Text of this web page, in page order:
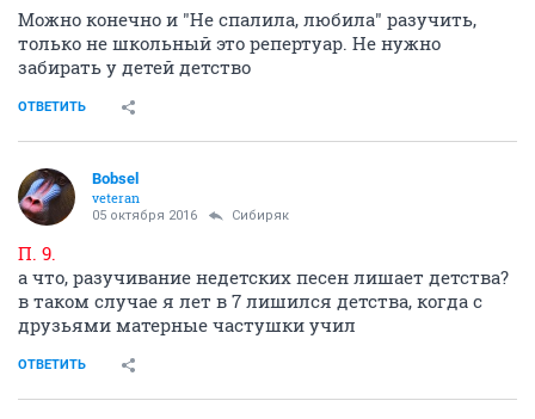
Можно конечно и "Не спалила, любила" разучить,
только не школьный это репертуар. Не нужно
забирать у детей детство
ОТВЕТИТЬ
Bobsel
veteran
05 октября 2016 Сибиряк
П. 9.
а что, разучивание недетских песен лишает детства?
в таком случае я лет в 7 лишился детства, когда с
друзьями матерные частушки учил
ОТВЕТИТЬ